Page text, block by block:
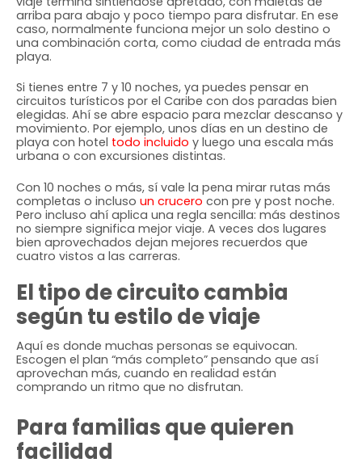
arriba para abajo y poco tiempo para disfrutar. En ese
caso, normalmente funciona mejor un solo destino o
una combinación corta, como ciudad de entrada más
playa.
Si tienes entre 7 y 10 noches, ya puedes pensar en
circuitos turísticos por el Caribe con dos paradas bien
elegidas. Ahí se abre espacio para mezclar descanso y
movimiento. Por ejemplo, unos días en un destino de
playa con hotel todo incluido y luego una escala más
urbana o con excursiones distintas.
Con 10 noches o más, sí vale la pena mirar rutas más
completas o incluso un crucero con pre y post noche.
Pero incluso ahí aplica una regla sencilla: más destinos
no siempre significa mejor viaje. A veces dos lugares
bien aprovechados dejan mejores recuerdos que
cuatro vistos a las carreras.
El tipo de circuito cambia
según tu estilo de viaje
Aquí es donde muchas personas se equivocan.
Escogen el plan “más completo” pensando que así
aprovechan más, cuando en realidad están
comprando un ritmo que no disfrutan.
Para familias que quieren
facilidad